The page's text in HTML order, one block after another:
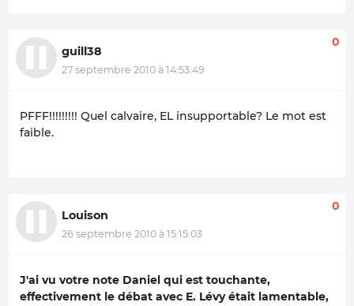
guill38
27 septembre 2010 à 14:53:49
0
PFFF!!!!!!!!! Quel calvaire, EL insupportable? Le mot est
faible.
Louison
26 septembre 2010 à 15:15:03
0
J'ai vu votre note Daniel qui est touchante,
effectivement le débat avec E. Lévy était lamentable,